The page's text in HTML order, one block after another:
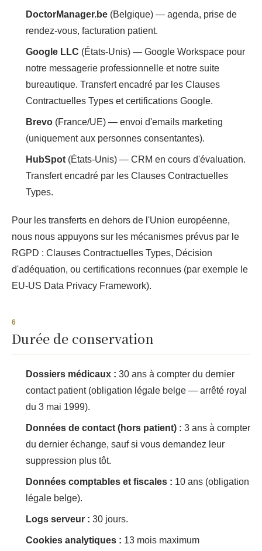
DoctorManager.be (Belgique) — agenda, prise de
rendez-vous, facturation patient.
Google LLC (États-Unis) — Google Workspace pour
notre messagerie professionnelle et notre suite
bureautique. Transfert encadré par les Clauses
Contractuelles Types et certifications Google.
Brevo (France/UE) — envoi d'emails marketing
(uniquement aux personnes consentantes).
HubSpot (États-Unis) — CRM en cours d'évaluation.
Transfert encadré par les Clauses Contractuelles
Types.
Pour les transferts en dehors de l'Union européenne,
nous nous appuyons sur les mécanismes prévus par le
RGPD : Clauses Contractuelles Types, Décision
d'adéquation, ou certifications reconnues (par exemple le
EU-US Data Privacy Framework).
Durée de conservation
Dossiers médicaux : 30 ans à compter du dernier
contact patient (obligation légale belge — arrêté royal
du 3 mai 1999).
Données de contact (hors patient) : 3 ans à compter
du dernier échange, sauf si vous demandez leur
suppression plus tôt.
Données comptables et fiscales : 10 ans (obligation
légale belge).
Logs serveur : 30 jours.
Cookies analytiques : 13 mois maximum